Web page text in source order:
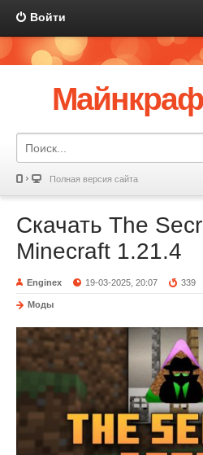
Войти
Полная версия сайта
Скачать The
Minecraft 1.21.4
Enginex 19-03-2025, 20:07 339
Моды